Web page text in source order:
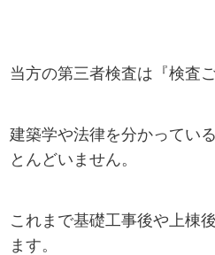
当方の第三者検査は『検査
建築学や法律を分かってい
とんどいません。
これまで基礎工事後や上棟
ます。